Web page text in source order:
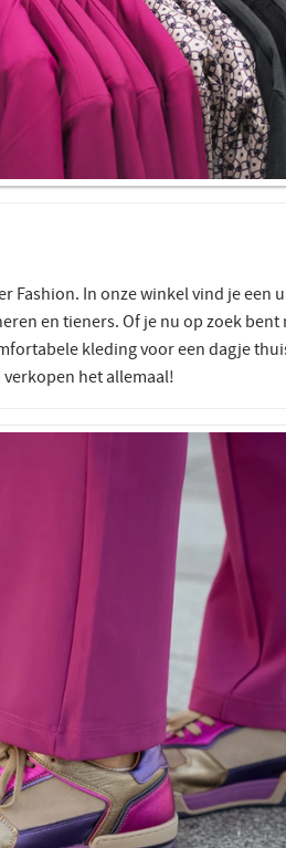
Fashion. In onze winkel vind je een
en tieners. Of je nu op zoek bent
kleding voor een dagje
het allemaal!